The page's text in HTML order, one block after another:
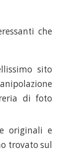
che
sito
di foto
originali e
trovato sul